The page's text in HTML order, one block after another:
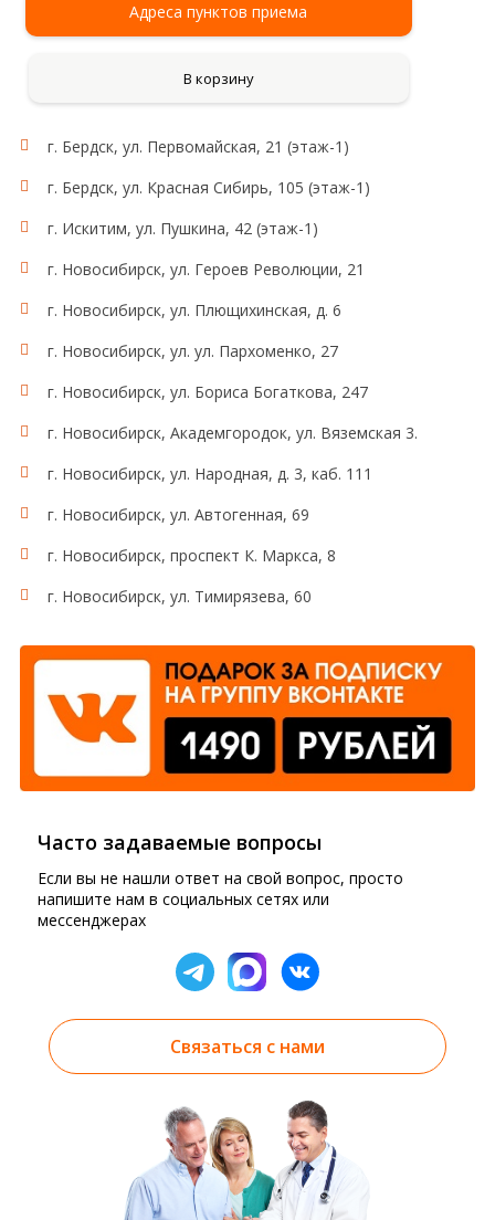
Адреса пунктов приема
В корзину
Область применения:
г. Бердск, ул. Первомайская, 21 (этаж-1)
г. Бердск, ул. Красная Сибирь, 105 (этаж-1)
г. Искитим, ул. Пушкина, 42 (этаж-1)
г. Новосибирск, ул. Героев Революции, 21
г. Новосибирск, ул. Плющихинская, д. 6
г. Новосибирск, ул. ул. Пархоменко, 27
г. Новосибирск, ул. Бориса Богаткова, 247
г. Новосибирск, Академгородок, ул. Вяземская 3.
г. Новосибирск, ул. Народная, д. 3, каб. 111
г. Новосибирск, ул. Автогенная, 69
г. Новосибирск, проспект К. Маркса, 8
г. Новосибирск, ул. Тимирязева, 60
Часто задаваемые вопросы
Если вы не нашли ответ на свой вопрос, просто
напишите нам в социальных сетях или
мессенджерах
Связаться с нами